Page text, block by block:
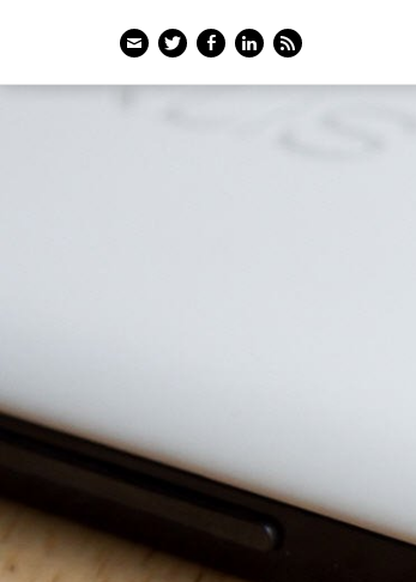
EmailTwitterFacebook
LinkedIn
Feed